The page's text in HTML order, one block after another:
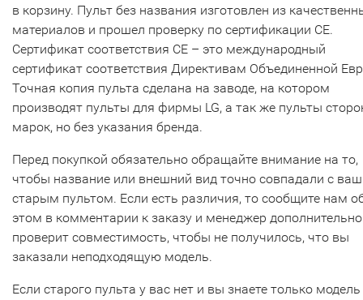
в корзину. Пульт без названия изготовлен из
материалов и прошел проверку по сертификации CE.
Сертификат соответствия СЕ – это международный
сертификат соответствия Директивам Объединенной
Точная копия пульта сделана на заводе, на котором
производят пульты для фирмы LG, а так же пульты
марок, но без указания бренда.
Перед покупкой обязательно обращайте внимание на то,
чтобы название или внешний вид точно совпадали с
старым пультом. Если есть различия, то сообщите нам
этом в комментарии к заказу и менеджер дополнительно
проверит совместимость, чтобы не получилось, что вы
заказали неподходящую модель.
Если старого пульта у вас нет и вы знаете только модель